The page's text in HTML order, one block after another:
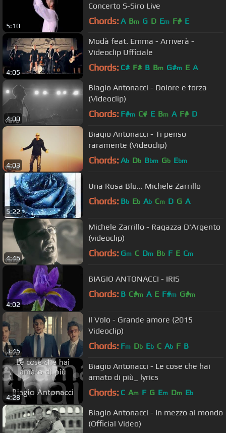
5:10
Concerto S-Siro Live
Chords: A Bm G D Em F# E
4:05
Modà feat. Emma - Arriverà -
Videoclip Ufficiale
Chords: C# F# B Bm G#m E A
4:00
Biagio Antonacci - Dolore e forza
(Videoclip)
Chords: F#m C# E Bm A F# D
4:03
Biagio Antonacci - Ti penso
raramente (Videoclip)
Chords: Ab Db Bbm Gb Ebm
5:22
Una Rosa Blu... Michele Zarrillo
Chords: Bb Eb Ab Cm D G A
4:46
Michele Zarrillo - Ragazza D'Argento
(videoclip)
Chords: Gm C Dm Bb F E Cm
4:02
BIAGIO ANTONACCI - IRIS
Chords: B C#m A E F#m G#m
3:45
Il Volo - Grande amore (2015
Videoclip)
Chords: Fm Db Eb C Ab F B
4:28
Biagio Antonacci - Le cose che hai
amato di più_ lyrics
Chords: C Am F G Em Dm Eb
Biagio Antonacci - In mezzo al mondo
(Official Video)